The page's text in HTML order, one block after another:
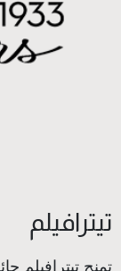
تيترافيلم
تمنح تيترافيلم